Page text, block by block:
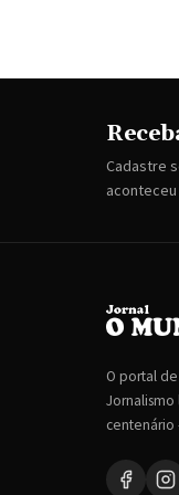
Cadastre
O portal